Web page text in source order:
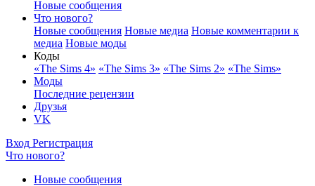
Новые сообщения
Что нового?
Новые сообщения Новые медиа Новые комментарии к
медиа Новые моды
Коды
«The Sims 4» «The Sims 3» «The Sims 2» «The Sims»
Моды
Последние рецензии
Друзья
VK
Вход Регистрация
Что нового?
Новые сообщения